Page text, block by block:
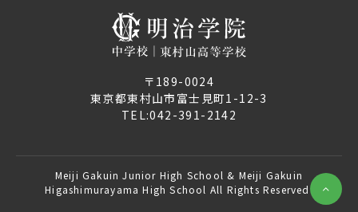
〒189-0024
東京都東村山市富士見町1-12-3
TEL:042-391-2142
Meiji Gakuin Junior High School & Meiji Gakuin
Higashimurayama High School All Rights Reserved.